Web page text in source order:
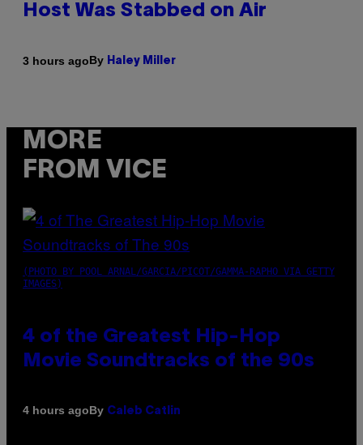
Host Was Stabbed on Air
3 hours agoBy Haley Miller
MORE
FROM VICE
(PHOTO BY POOL ARNAL/GARCIA/PICOT/GAMMA-RAPHO VIA GETTY
IMAGES)
4 of the Greatest Hip-Hop
Movie Soundtracks of the 90s
4 hours agoBy Caleb Catlin